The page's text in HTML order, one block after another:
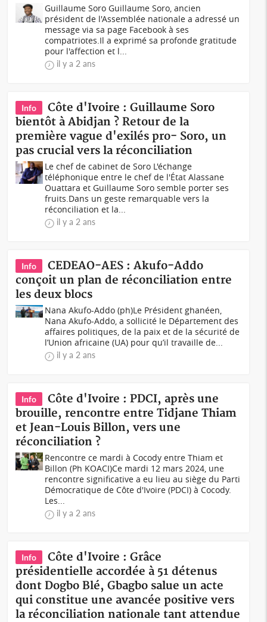
Guillaume Soro Guillaume Soro, ancien
président de l'Assemblée nationale a adressé un
message via sa page Facebook à ses
compatriotes.Il a exprimé sa profonde gratitude
pour l'affection et l...
il y a 2 ans
Info
Côte d'Ivoire : Guillaume Soro
bientôt à Abidjan ? Retour de la
première vague d'exilés pro- Soro, un
pas crucial vers la réconciliation
Le chef de cabinet de Soro L'échange
téléphonique entre le chef de l'État Alassane
Ouattara et Guillaume Soro semble porter ses
fruits.Dans un geste remarquable vers la
réconciliation et la...
il y a 2 ans
Info
CEDEAO-AES : Akufo-Addo
conçoit un plan de réconciliation entre
les deux blocs
Nana Akufo-Addo (ph)Le Président ghanéen,
Nana Akufo-Addo, a sollicité le Département des
affaires politiques, de la paix et de la sécurité de
l’Union africaine (UA) pour qu’il travaille de...
il y a 2 ans
Info
Côte d'Ivoire : PDCI, après une
brouille, rencontre entre Tidjane Thiam
et Jean-Louis Billon, vers une
réconciliation ?
Rencontre ce mardi à Cocody entre Thiam et
Billon (Ph KOACI)Ce mardi 12 mars 2024, une
rencontre significative a eu lieu au siège du Parti
Démocratique de Côte d'Ivoire (PDCI) à Cocody.
Les...
il y a 2 ans
Info
Côte d'Ivoire : Grâce
présidentielle accordée à 51 détenus
dont Dogbo Blé, Gbagbo salue un acte
qui constitue une avancée positive vers
la réconciliation nationale tant attendue